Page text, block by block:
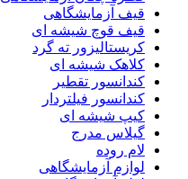
قیف آزمایشگاهی
قیف قوچ شیشه ای
کریستالیزور ته گرد
کلاهک شیشه ای
کندانسور تقطیر
کندانسور فیلتردار
کیپ شیشه ای
گیلاس مدرج
لام روده
لوازم آزمایشگاهی